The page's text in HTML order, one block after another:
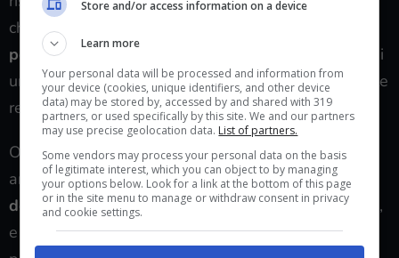
chiamate
popolazione residente,
e che quindi ha necessità di
una connessione, è inferiore e in cui lo sviluppo delle
reti è ancora agli stadi iniziali.
Oltre alle aree considerate zone bianche c’è però
anche chi segnala online di vivere inaree
densamente popolate,magari anche in centro città,
e di trovarsi nella stessa situazione. A riprova che il
Store and/or access information on a device
Learn more
Your personal data will be processed and information from
your device (cookies, unique identifiers, and other device
data) may be stored by, accessed by and shared with 319
partners, or used specifically by this site. We and our partners
may use precise geolocation data. List of partners.
Some vendors may process your personal data on the basis
of legitimate interest, which you can object to by managing
your options below. Look for a link at the bottom of this page
or in the site menu to manage or withdraw consent in privacy
and cookie settings.